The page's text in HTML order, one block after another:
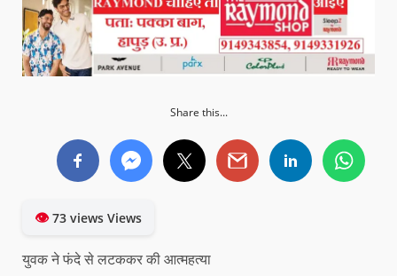
Share this...
👁73 views Views
युवक ने फंदे से लटककर की आत्महत्या